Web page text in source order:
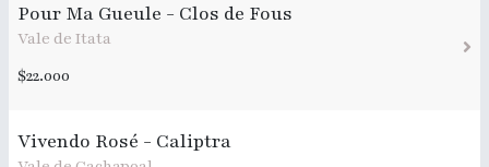
Pour Ma Gueule - Clos de Fous
Vale de Itata
$22.000
Vivendo Rosé - Caliptra